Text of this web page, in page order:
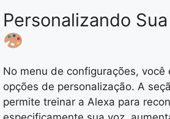
Personalizando
No menu de configurações, você
opções de personalização. A
permite treinar a Alexa para